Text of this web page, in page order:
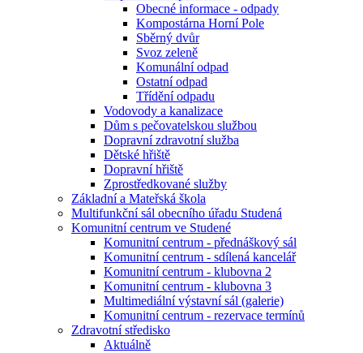
Obecné informace - odpady
Kompostárna Horní Pole
Sběrný dvůr
Svoz zeleně
Komunální odpad
Ostatní odpad
Třídění odpadu
Vodovody a kanalizace
Dům s pečovatelskou službou
Dopravní zdravotní služba
Dětské hřiště
Dopravní hřiště
Zprostředkované služby
Základní a Mateřská škola
Multifunkční sál obecního úřadu Studená
Komunitní centrum ve Studené
Komunitní centrum - přednáškový sál
Komunitní centrum - sdílená kancelář
Komunitní centrum - klubovna 2
Komunitní centrum - klubovna 3
Multimediální výstavní sál (galerie)
Komunitní centrum - rezervace termínů
Zdravotní středisko
Aktuálně